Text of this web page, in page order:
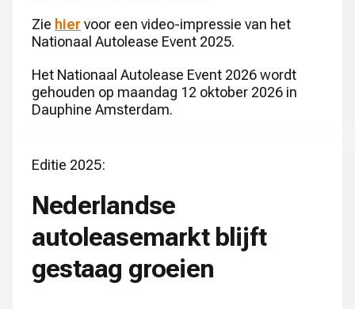
Zie hier voor een video-impressie van het
Nationaal Autolease Event 2025.
Het Nationaal Autolease Event 2026 wordt
gehouden op maandag 12 oktober 2026 in
Dauphine Amsterdam.
Editie 2025:
Nederlandse
autoleasemarkt blijft
gestaag groeien